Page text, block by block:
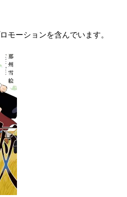
モーションを含んでいます。